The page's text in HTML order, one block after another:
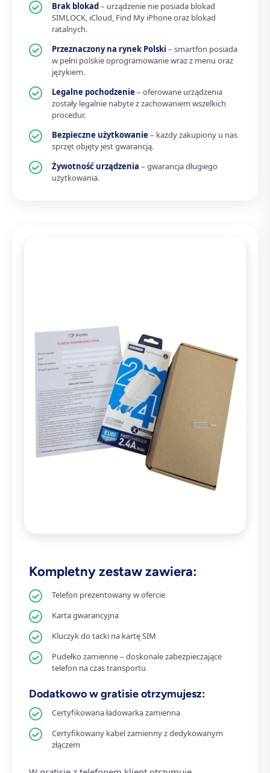
Brak blokad – urządzenie nie posiada blokad
SIMLOCK, iCloud, Find My iPhone oraz blokad
ratalnych.
Przeznaczony na rynek Polski – smartfon posiada
w pełni polskie oprogramowanie wraz z menu oraz
językiem.
Legalne pochodzenie– oferowane urządzenia
zostały legalnie nabyte z zachowaniem wszelkich
procedur.
Bezpieczne użytkowanie– każdy zakupiony u nas
sprzęt objęty jest gwarancją.
Żywotność urządzenia – gwarancja długiego
użytkowania.
Kompletny zestaw zawiera:
Telefon prezentowany w ofercie
Karta gwarancyjna
Kluczyk do tacki na kartę SIM
Pudełko zamienne – doskonale zabezpieczające
telefon na czas transportu
Dodatkowo w gratisie otrzymujesz:
Certyfikowana ładowarka zamienna
Certyfikowany kabel zamienny z dedykowanym
złączem